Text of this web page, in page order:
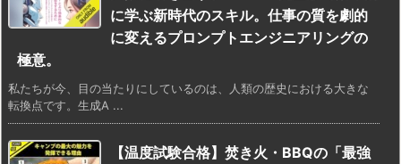
に学ぶ新時代のスキル。仕事の質を劇的
に変えるプロンプトエンジニアリングの
極意。
私たちが今、目の当たりにしているのは、人類の歴史における大きな
転換点です。生成A ...
【温度試験合格】焚き火・BBQの「最強